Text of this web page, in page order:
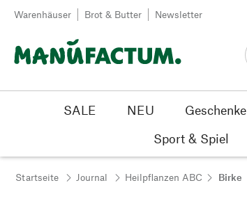
Zum Inhalt springen
Warenhäuser Brot & Butter Newsletter
SALE NEU Geschenke
Sport & Spiel
Startseite Journal Heilpflanzen ABC Birke